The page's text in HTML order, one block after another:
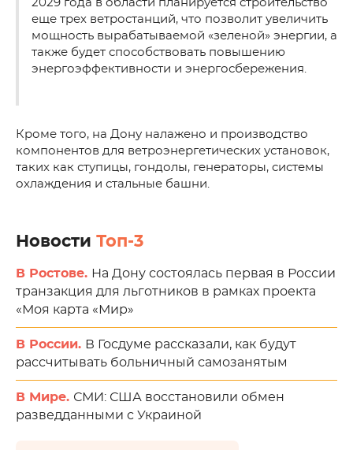
2029 года в области планируется строительство
еще трех ветростанций, что позволит увеличить
мощность вырабатываемой «зеленой» энергии, а
также будет способствовать повышению
энергоэффективности и энергосбережения.
Кроме того, на Дону налажено и производство
компонентов для ветроэнергетических установок,
таких как ступицы, гондолы, генераторы, системы
охлаждения и стальные башни.
Новости Топ-3
В Ростове. На Дону состоялась первая в России
транзакция для льготников в рамках проекта
«Моя карта «Мир»
В России. В Госдуме рассказали, как будут
рассчитывать больничный самозанятым
В Мире. СМИ: США восстановили обмен
разведданными с Украиной